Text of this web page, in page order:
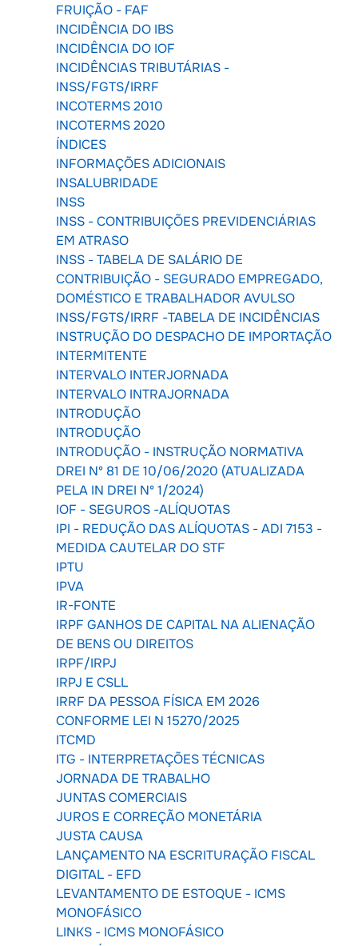
FRUIÇÃO - FAF
INCIDÊNCIA DO IBS
INCIDÊNCIA DO IOF
INCIDÊNCIAS TRIBUTÁRIAS -
INSS/FGTS/IRRF
INCOTERMS 2010
INCOTERMS 2020
ÍNDICES
INFORMAÇÕES ADICIONAIS
INSALUBRIDADE
INSS
INSS - CONTRIBUIÇÕES PREVIDENCIÁRIAS
EM ATRASO
INSS - TABELA DE SALÁRIO DE
CONTRIBUIÇÃO - SEGURADO EMPREGADO,
DOMÉSTICO E TRABALHADOR AVULSO
INSS/FGTS/IRRF -TABELA DE INCIDÊNCIAS
INSTRUÇÃO DO DESPACHO DE IMPORTAÇÃO
INTERMITENTE
INTERVALO INTERJORNADA
INTERVALO INTRAJORNADA
INTRODUÇÃO
INTRODUÇÃO
INTRODUÇÃO - INSTRUÇÃO NORMATIVA
DREI Nº 81 DE 10/06/2020 (ATUALIZADA
PELA IN DREI Nº 1/2024)
IOF - SEGUROS -ALÍQUOTAS
IPI - REDUÇÃO DAS ALÍQUOTAS - ADI 7153 -
MEDIDA CAUTELAR DO STF
IPTU
IPVA
IR-FONTE
IRPF GANHOS DE CAPITAL NA ALIENAÇÃO
DE BENS OU DIREITOS
IRPF/IRPJ
IRPJ E CSLL
IRRF DA PESSOA FÍSICA EM 2026
CONFORME LEI N 15270/2025
ITCMD
ITG - INTERPRETAÇÕES TÉCNICAS
JORNADA DE TRABALHO
JUNTAS COMERCIAIS
JUROS E CORREÇÃO MONETÁRIA
JUSTA CAUSA
LANÇAMENTO NA ESCRITURAÇÃO FISCAL
DIGITAL - EFD
LEVANTAMENTO DE ESTOQUE - ICMS
MONOFÁSICO
LINKS - ICMS MONOFÁSICO